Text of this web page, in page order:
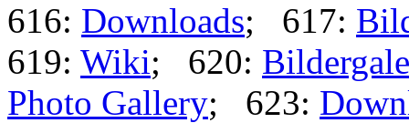
616: Downloads; 617:
619: Wiki; 620:
Photo Gallery; 623: